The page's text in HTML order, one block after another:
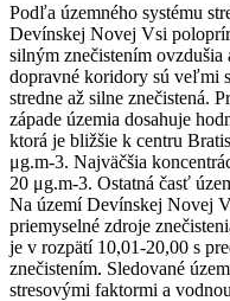
Podľa územného systému
Devínskej Novej Vsi
silným znečistením ovzdušia
dopravné koridory sú veľmi
stredne až silne znečistená.
západe územia dosahuje
ktorá je bližšie k centru
μg.m-3. Najväčšia
20 μg.m-3. Ostatná časť
Na území Devínskej Novej
priemyselné zdroje
je v rozpätí 10,01-20,00 s
znečistením. Sledované
stresovými faktormi a